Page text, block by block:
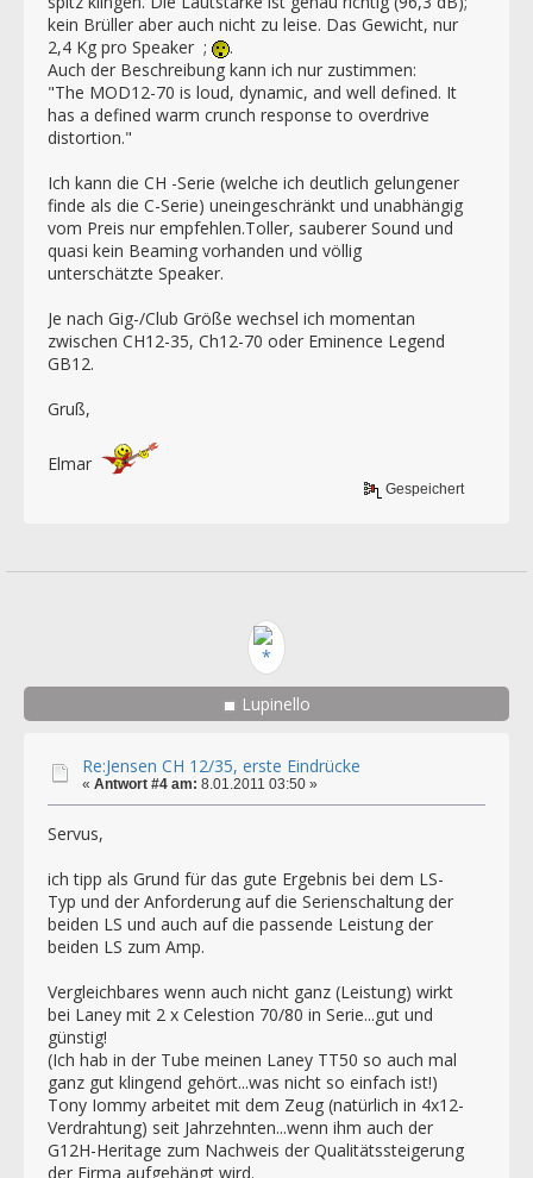
kein Brüller aber auch nicht zu leise. Das Gewicht, nur
2,4 Kg pro Speaker ;
.
Auch der Beschreibung kann ich nur zustimmen:
"The MOD12-70 is loud, dynamic, and well defined. It
has a defined warm crunch response to overdrive
distortion."
Ich kann die CH -Serie (welche ich deutlich gelungener
finde als die C-Serie) uneingeschränkt und unabhängig
vom Preis nur empfehlen.Toller, sauberer Sound und
quasi kein Beaming vorhanden und völlig
unterschätzte Speaker.
Je nach Gig-/Club Größe wechsel ich momentan
zwischen CH12-35, Ch12-70 oder Eminence Legend
GB12.
Gruß,
Elmar
Gespeichert
Lupinello
Re:Jensen CH 12/35, erste Eindrücke
« Antwort #4 am: 8.01.2011 03:50 »
Servus,
ich tipp als Grund für das gute Ergebnis bei dem LS-
Typ und der Anforderung auf die Serienschaltung der
beiden LS und auch auf die passende Leistung der
beiden LS zum Amp.
Vergleichbares wenn auch nicht ganz (Leistung) wirkt
bei Laney mit 2 x Celestion 70/80 in Serie...gut und
günstig!
(Ich hab in der Tube meinen Laney TT50 so auch mal
ganz gut klingend gehört...was nicht so einfach ist!)
Tony Iommy arbeitet mit dem Zeug (natürlich in 4x12-
Verdrahtung) seit Jahrzehnten...wenn ihm auch der
G12H-Heritage zum Nachweis der Qualitätssteigerung
der Firma aufgehängt wird.